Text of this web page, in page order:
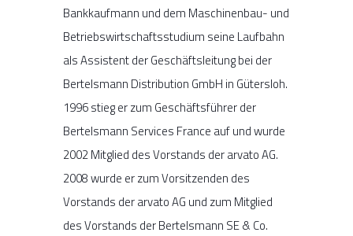
Bankkaufmann und dem Maschinenbau- und
Betriebswirtschaftsstudium seine Laufbahn
als Assistent der Geschäftsleitung bei der
Bertelsmann Distribution GmbH in Gütersloh.
1996 stieg er zum Geschäftsführer der
Bertelsmann Services France auf und wurde
2002 Mitglied des Vorstands der arvato AG.
2008 wurde er zum Vorsitzenden des
Vorstands der arvato AG und zum Mitglied
des Vorstands der Bertelsmann SE & Co.